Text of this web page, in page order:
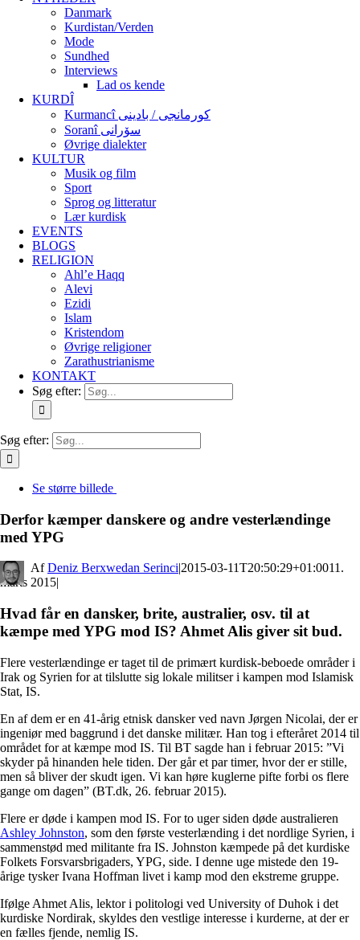
Danmark
Kurdistan/Verden
Mode
Sundhed
Interviews
Lad os kende
KURDÎ
Kurmancî کورمانجی / بادینی
Soranî سۆرانی
Øvrige dialekter
KULTUR
Musik og film
Sport
Sprog og litteratur
Lær kurdisk
EVENTS
BLOGS
RELIGION
Ahl’e Haqq
Alevi
Ezidi
Islam
Kristendom
Øvrige religioner
Zarathustrianisme
KONTAKT
Søg efter:
Søg efter:
Se større billede
Derfor kæmper danskere og andre vesterlændinge
med YPG
By Deniz Berxwedan Serinci|2015-03-11T20:50:29+01:0011.
marts 2015|
Hvad får en dansker, brite, australier, osv. til at
kæmpe med YPG mod IS? Ahmet Alis giver sit bud.
Flere vesterlændinge er taget til de primært kurdisk-beboede områder i
Irak og Syrien for at tilslutte sig lokale militser i kampen mod Islamisk
Stat, IS.
En af dem er en 41-årig etnisk dansker ved navn Jørgen Nicolai, der er
ingeniør med baggrund i det danske militær. Han tog i efteråret 2014 til
området for at kæmpe mod IS. Til BT sagde han i februar 2015: ”Vi
skyder på hinanden hele tiden. Der går et par timer, hvor der er stille,
men så bliver der skudt igen. Vi kan høre kuglerne pifte forbi os flere
gange om dagen” (BT.dk, 26. februar 2015).
Flere er døde i kampen mod IS. For to uger siden døde australieren
Ashley Johnston, som den første vesterlænding i det nordlige Syrien, i
sammenstød med militante fra IS. Johnston kæmpede på det kurdiske
Folkets Forsvarsbrigaders, YPG, side. I denne uge mistede den 19-
årige tysker Ivana Hoffman livet i kamp mod den ekstreme gruppe.
Ifølge Ahmet Alis, lektor i politologi ved University of Duhok i det
kurdiske Nordirak, skyldes den vestlige interesse i kurderne, at der er
en fælles fjende, nemlig IS.